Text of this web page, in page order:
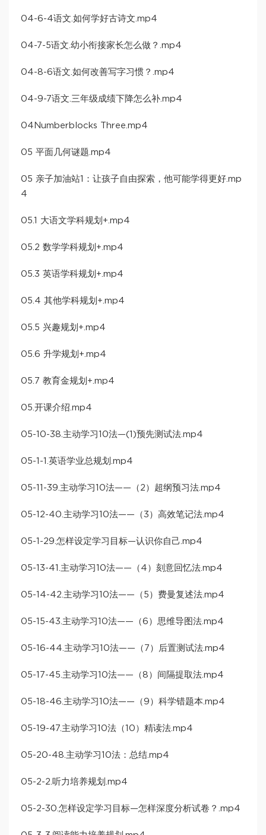
04-6-4语文.如何学好古诗文.mp4
04-7-5语文.幼小衔接家长怎么做？.mp4
04-8-6语文.如何改善写字习惯？.mp4
04-9-7语文.三年级成绩下降怎么补.mp4
04Numberblocks Three.mp4
05 平面几何谜题.mp4
05 亲子加油站1：让孩子自由探索，他可能学得更好.mp
4
05.1 大语文学科规划+.mp4
05.2 数学学科规划+.mp4
05.3 英语学科规划+.mp4
05.4 其他学科规划+.mp4
05.5 兴趣规划+.mp4
05.6 升学规划+.mp4
05.7 教育金规划+.mp4
05.开课介绍.mp4
05-10-38.主动学习10法—(1)预先测试法.mp4
05-1-1.英语学业总规划.mp4
05-11-39.主动学习10法——（2）超纲预习法.mp4
05-12-40.主动学习10法——（3）高效笔记法.mp4
05-1-29.怎样设定学习目标—认识你自己.mp4
05-13-41.主动学习10法——（4）刻意回忆法.mp4
05-14-42.主动学习10法——（5）费曼复述法.mp4
05-15-43.主动学习10法——（6）思维导图法.mp4
05-16-44.主动学习10法——（7）后置测试法.mp4
05-17-45.主动学习10法——（8）间隔提取法.mp4
05-18-46.主动学习10法——（9）科学错题本.mp4
05-19-47.主动学习10法（10）精读法.mp4
05-20-48.主动学习10法：总结.mp4
05-2-2.听力培养规划.mp4
05-2-30.怎样设定学习目标—怎样深度分析试卷？.mp4